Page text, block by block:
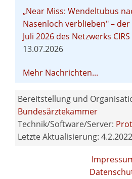
„Near Miss: Wendeltubus
Nasenloch verblieben" –
Juli 2026 des Netzwerks
13.07.2026
Mehr Nachrichten...
Letzte Aktualisierung: 4.2.2022
Bereitstellung und
Bundesärztekammer
Technik/Software/Server: